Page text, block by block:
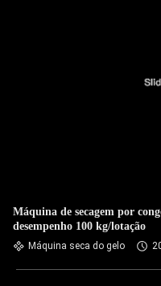
Máquina de secagem por
desempenho 100 kg/lotação
Máquina seca do gelo